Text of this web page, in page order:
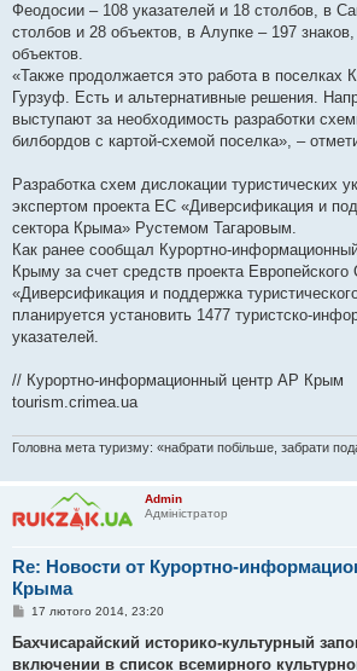
Феодосии – 108 указателей и 18 столбов, в
столбов и 28 объектов, в Алупке – 197
объектов.
«Также продолжается это работа в поселках
Гурзуф. Есть и альтернативные решения.
выступают за необходимость разработки
билбордов с картой-схемой поселка», –
Разработка схем дислокации туристических
экспертом проекта ЕС «Диверсификация и
сектора Крыма» Рустемом Тагаровым.
Как ранее сообщал Курортно-
Крыму за счет средств проекта Европейского
«Диверсификация и поддержка
планируется установить 1477 туристско-
указателей.
// Курортно-информационный центр АР Крым
tourism.crimea.ua
Головна мета туризму: «набрати побільше, забрати
Admin
Адміністратор
Re: Новости от Курортно-
Крыма
П
в
д
17 лютого 2014, 23:20
Бахчисарайский историко-культурный
включении в список всемирного